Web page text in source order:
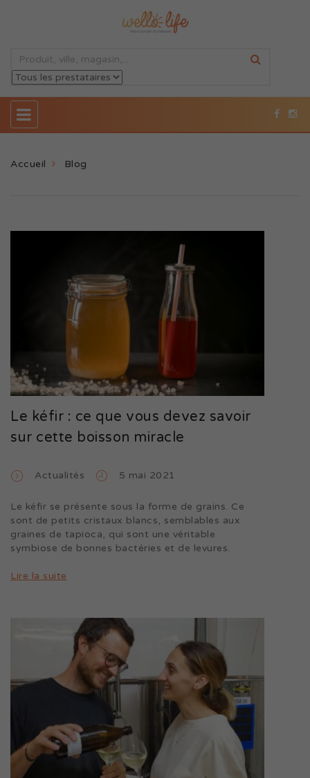
Accueil Blog
Le kéfir : ce que vous devez savoir
sur cette boisson miracle
Actualités 5 mai 2021
Le kéfir se présente sous la forme de grains. Ce
sont de petits cristaux blancs, semblables aux
graines de tapioca, qui sont une véritable
symbiose de bonnes bactéries et de levures.
Lire la suite